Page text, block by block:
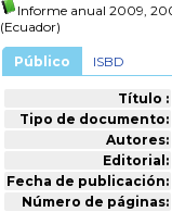
Informe anual 2009,
(Ecuador)
Público ISBD
Título :
Tipo de documento:
Autores:
Editorial:
Fecha de publicación:
Número de páginas: